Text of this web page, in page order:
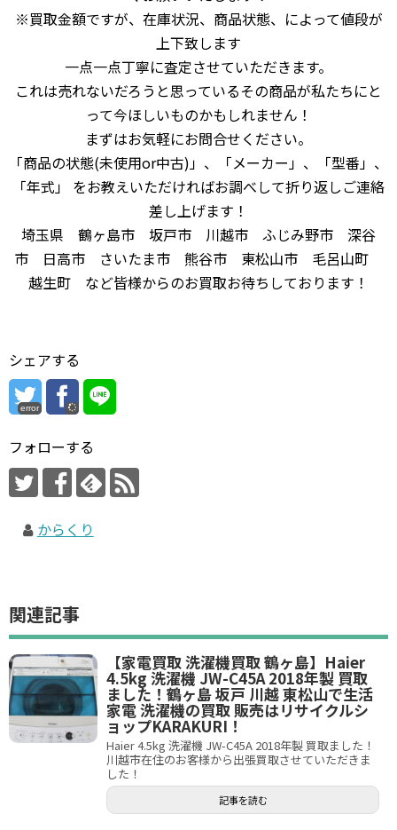
※買取金額ですが、在庫状況、商品状態、によって値段が
上下致します
一点一点丁寧に査定させていただきます。
これは売れないだろうと思っているその商品が私たちにと
って今ほしいものかもしれません！
まずはお気軽にお問合せください。
「商品の状態(未使用or中古)」、「メーカー」、「型番」、
「年式」 をお教えいただければお調べして折り返しご連絡
差し上げます！
埼玉県 鶴ヶ島市 坂戸市 川越市 ふじみ野市 深谷
市 日高市 さいたま市 熊谷市 東松山市 毛呂山町
越生町 など皆様からのお買取お待ちしております！
シェアする
error
フォローする
からくり
関連記事
【家電買取 洗濯機買取 鶴ヶ島】Haier
4.5kg 洗濯機 JW-C45A 2018年製 買取
ました！鶴ヶ島 坂戸 川越 東松山で生活
家電 洗濯機の買取 販売はリサイクルシ
ョップKARAKURI！
Haier 4.5kg 洗濯機 JW-C45A 2018年製 買取ました！
川越市在住のお客様から出張買取させていただきま
した！
記事を読む